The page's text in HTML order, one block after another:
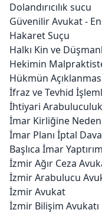
Dolandırıcılık sucu
Güvenilir Avukat -
Hakaret Suçu
Halkı Kin ve
Hekimin
Hükmün
İfraz ve Tevhid
İhtiyari
İmar Kirliğine
İmar Planı İptal
Başlıca İmar
İzmir Ağır Ceza
İzmir Arabulucu
İzmir Avukat
İzmir Bilişim Avukatı